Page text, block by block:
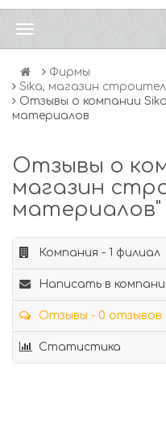
Фирмы
Sika, магазин
Отзывы о компании
материалов
Отзывы о
магазин
материалов"
Компания - 1 филиал
Написать в
Отзывы - 0 отзывов
Статистика